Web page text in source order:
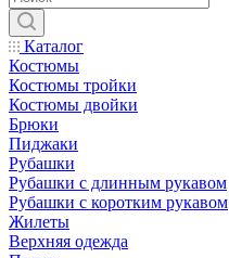
Каталог
Костюмы
Костюмы тройки
Костюмы двойки
Брюки
Пиджаки
Рубашки
Рубашки с длинным рукавом
Рубашки с коротким рукавом
Жилеты
Верхняя одежда